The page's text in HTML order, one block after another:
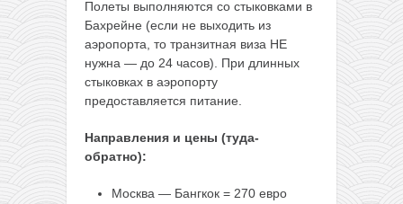
Полеты выполняются со стыковками в
Бахрейне (если не выходить из
аэропорта, то транзитная виза НЕ
нужна — до 24 часов). При длинных
стыковках в аэропорту
предоставляется питание.
Направления и цены (туда-
обратно):
Москва — Бангкок = 270 евро